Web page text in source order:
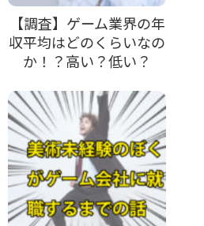
【調査】ゲーム業界の年
収平均はどのくらいなの
か！？高い？低い？